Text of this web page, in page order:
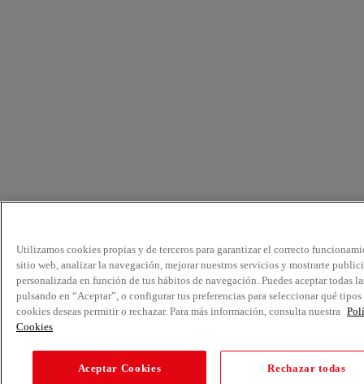
Utilizamos cookies propias y de terceros para garantizar el correcto
sitio web, analizar la navegación, mejorar nuestros servicios y mostrarte
personalizada en función de tus hábitos de navegación. Puedes aceptar todas
pulsando en “Aceptar”, o configurar tus preferencias para seleccionar qué tipos
cookies deseas permitir o rechazar. Para más información, consulta nuestra
Cookies
Aceptar Cookies Rechazar todas